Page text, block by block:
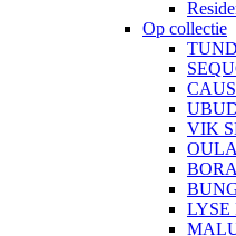
Op collectie
VIK
LYSE